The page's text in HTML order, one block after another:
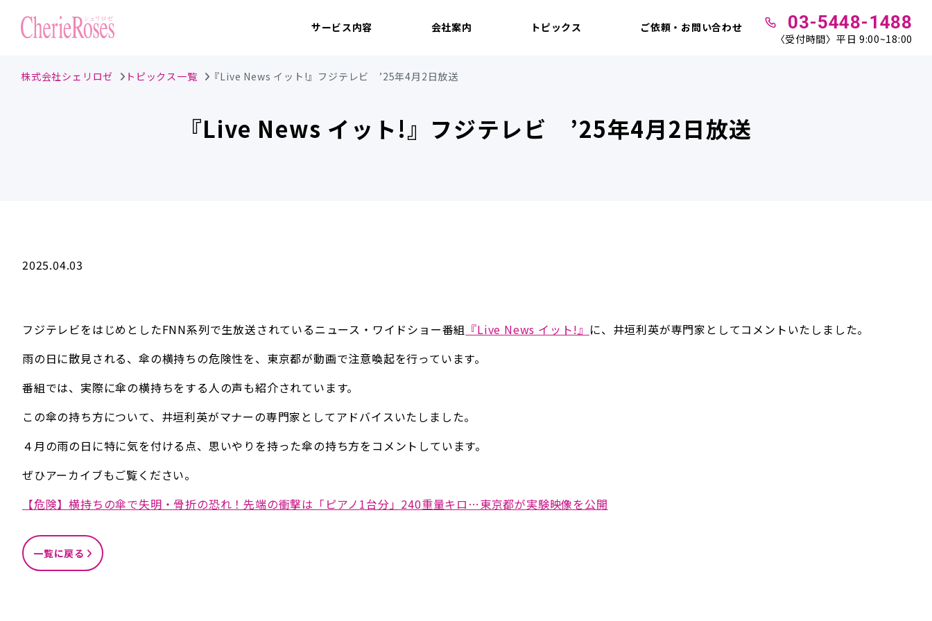
サービス内容 会社案内 トピックス ご依頼・お問い合わせ 03-5448-1488
〈受付時間〉平日 9:00~18:00
株式会社シェリロゼ トピックス一覧 『Live News イット!』フジテレビ ’25年4月2日放送
『Live News イット!』フジテレビ ’25年4月2日放送
2025.04.03
フジテレビをはじめとしたFNN系列で生放送されているニュース・ワイドショー番組 『Live News イット!』 に、井垣利英が専門家としてコメントいたしました。
雨の日に散見される、傘の横持ちの危険性を、東京都が動画で注意喚起を行っています。
番組では、実際に傘の横持ちをする人の声も紹介されています。
この傘の持ち方について、井垣利英がマナーの専門家としてアドバイスいたしました。
４月の雨の日に特に気を付ける点、思いやりを持った傘の持ち方をコメントしています。
ぜひアーカイブもご覧ください。
【危険】横持ちの傘で失明・骨折の恐れ！先端の衝撃は「ピアノ1台分」240重量キロ…東京都が実験映像を公開
一覧に戻る